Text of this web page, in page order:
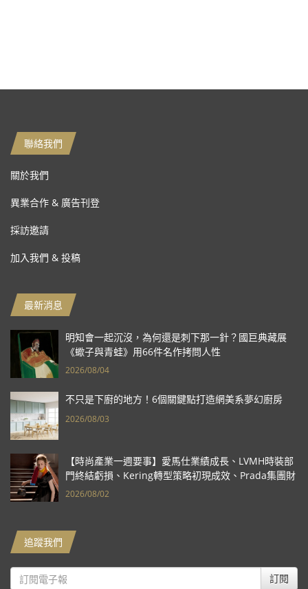
聯絡我們
關於我們
異業合作 & 廣告刊登
採訪邀請
加入我們 & 投稿
最新消息
明知會一起沉沒，為何還是刺下那一針？國巨典藏展
《蠍子與青蛙》用66件名作拷問人性
2026/08/04
不只是下廚的地方！6個關鍵點打造網美系夢幻廚房
2026/08/03
【時尚產業一週要事】愛馬仕業績成長、LVMH時裝部
門終結虧損、Kering轉型策略初現成效、Prada集團財
報亮眼
2026/08/02
追蹤我們
訂閱